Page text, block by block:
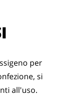
per
si
all'uso.